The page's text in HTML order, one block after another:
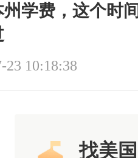
学费，这个时
23 10:18:38
找美